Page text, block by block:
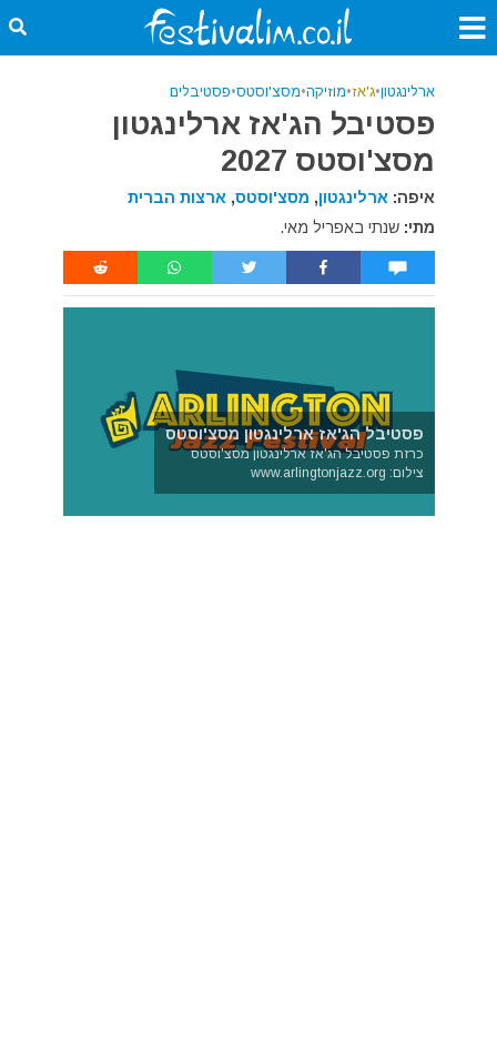
ארלינגטון•ג'אז•מוזיקה•מסצ'וסטס•פסטיבלים
פסטיבל הג'אז ארלינגטון
מסצ'וסטס 2027
איפה: ארלינגטון, מסצ'וסטס, ארצות הברית
מתי:שנתי באפריל מאי.
פסטיבל הג'אז ארלינגטון מסצ'וסטס
כרזת פסטיבל הג'אז ארלינגטון מסצ'וסטס
צילום: www.arlingtonjazz.org